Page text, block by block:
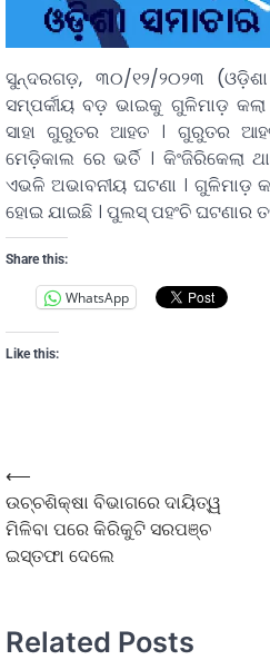
ସୁନ୍ଦରଗଡ଼, ୩୦/୧୨/୨୦୨୩
ସମ୍ପର୍କୀୟ ବଡ଼ ଭାଇକୁ ଗୁଳିମାଡ଼
ସାହା ଗୁରୁତର ଆହତ । ଗୁରୁତର
ମେଡ଼ିକାଲ ରେ ଭର୍ତି । କିଂଜିରିକେଲା
ଏଭଳି ଅଭାବନୀୟ ଘଟଣା । ଗୁଳିମାଡ଼
ହୋଇ ଯାଇଛି । ପୁଲସ୍ ପହଂଚି ଘଟଣାର
Share this:
WhatsApp
Like this:
⟵
ଉଚ୍ଚଶିକ୍ଷା ବିଭାଗରେ ଦାୟିତ୍ୱ
ମିଳିବା ପରେ କିରିକୁଟି ସରପଞ୍ଚ
ଇସ୍ତଫା ଦେଲେ
Related Posts